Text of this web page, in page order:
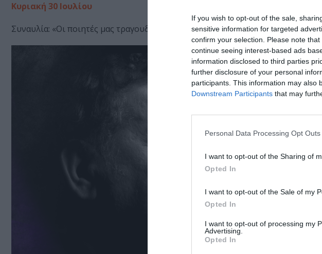
If you wish to opt-out of the sale,
sensitive information for targeted
confirm your selection. Please note
continue seeing interest-based ads
information disclosed to third parties
further disclosure of your personal
participants. This information may also
Downstream Participants that may
Personal Data Processing Opt Outs
I want to opt-out of the Sharing of
Opted In
I want to opt-out of the Sale of my
Opted In
I want to opt-out of processing my
Advertising.
Opted In
Κυριακή 30 Ιουλίου
Συναυλία: «Οι ποιητές μας τραγουδούν» Μανώλης Μητσιάς, Καρυοφυλλιά